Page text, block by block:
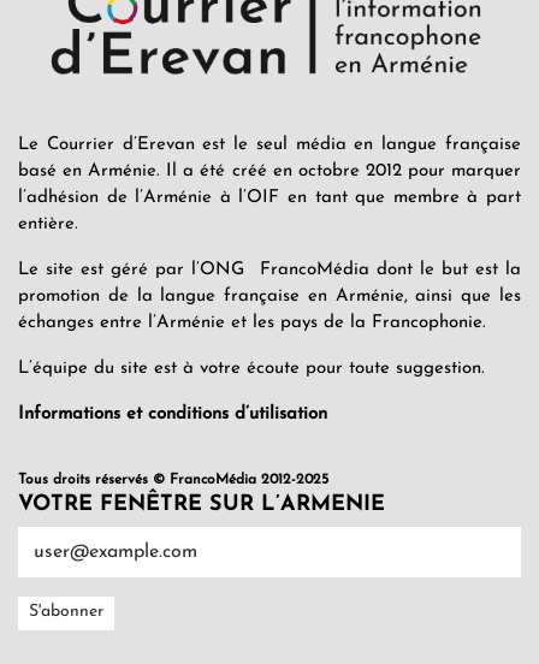
Le Courrier d’Erevan est le seul média en langue française
basé en Arménie. Il a été créé en octobre 2012 pour marquer
l’adhésion de l’Arménie à l’OIF en tant que membre à part
entière.
Le site est géré par l’ONG FrancoMédia dont le but est la
promotion de la langue française en Arménie, ainsi que les
échanges entre l’Arménie et les pays de la Francophonie.
L’équipe du site est à votre écoute pour toute suggestion.
Informations et conditions d’utilisation
Tous droits réservés © FrancoMédia 2012-2025
VOTRE FENÊTRE SUR L’ARMENIE